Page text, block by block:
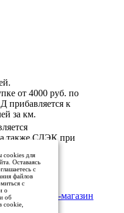
от 4000 руб. по
к
за км.
также СДЭК при
после 100%
—
интернет-магазин
волос
cookies для
Оставаясь
с
файлов
с
о
об
cookie,